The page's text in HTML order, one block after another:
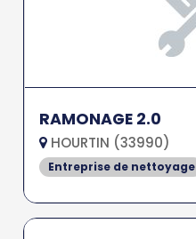
RAMONAGE 2.0
HOURTIN (33990)
Entreprise de nettoyage